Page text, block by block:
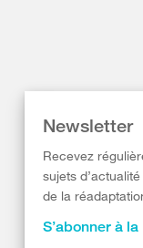
Newsletter
Recevez
sujets
de la
S’abonner à